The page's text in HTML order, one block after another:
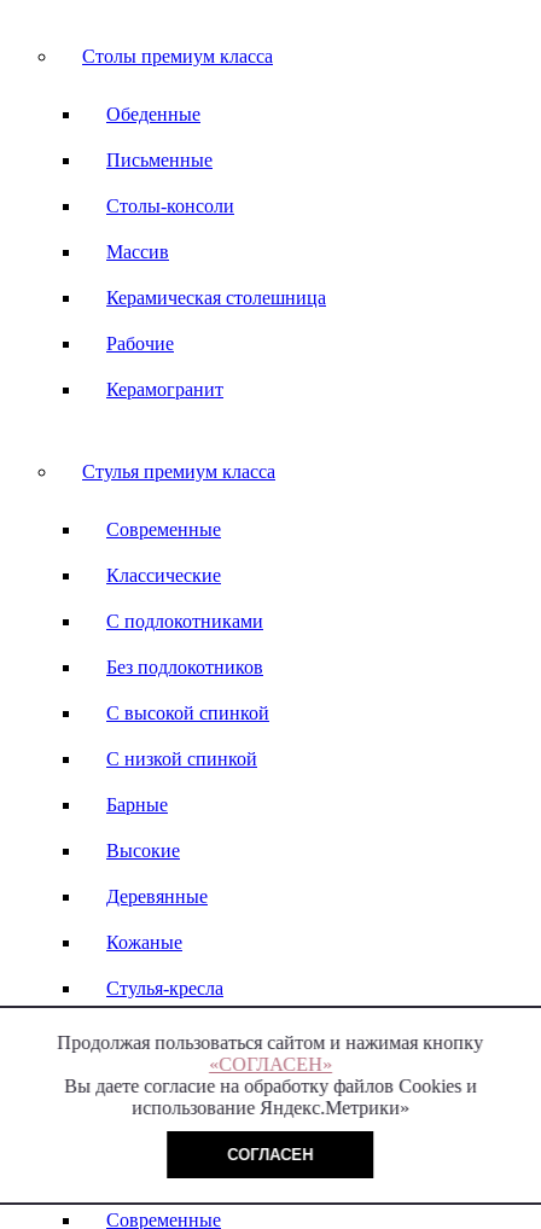
Продолжая пользоваться сайтом и нажимая кнопку
«СОГЛАСЕН»
Вы даете согласие на обработку файлов Cookies и
использование Яндекс.Метрики»
СОГЛАСЕН
Столы премиум класса
Обеденные
Письменные
Столы-консоли
Массив
Керамическая столешница
Рабочие
Керамогранит
Стулья премиум класса
Современные
Классические
С подлокотниками
Без подлокотников
С высокой спинкой
С низкой спинкой
Барные
Высокие
Деревянные
Кожаные
Стулья-кресла
Модерн
Пуфы и банкетки
Современные